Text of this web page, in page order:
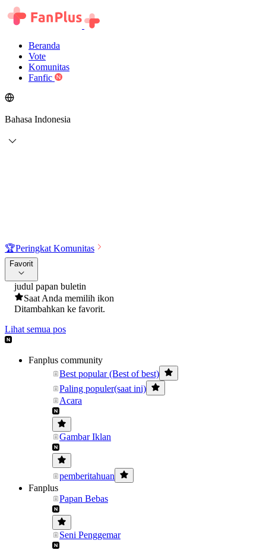
Beranda
Vote
Komunitas
Fanfic
Bahasa Indonesia
🏆Peringkat Komunitas
Favorit
judul papan buletin
Saat Anda memilih ikon
Ditambahkan ke favorit.
Lihat semua pos
Fanplus community
Best popular (Best of best)
Paling populer(saat ini)
Acara
Gambar Iklan
pemberitahuan
Fanplus
Papan Bebas
Seni Penggemar